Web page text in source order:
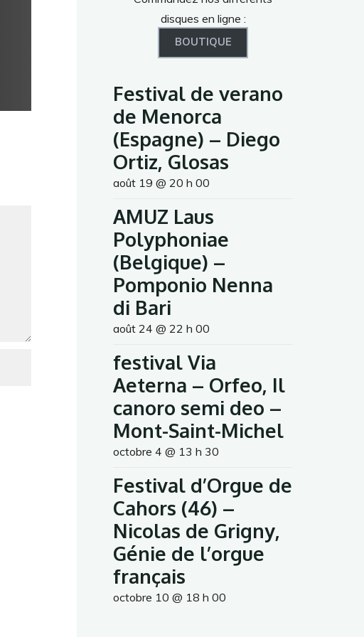
disques en ligne :
BOUTIQUE
Festival de verano
de Menorca
(Espagne) – Diego
Ortiz, Glosas
août 19 @ 20 h 00
AMUZ Laus
Polyphoniae
(Belgique) –
Pomponio Nenna
di Bari
août 24 @ 22 h 00
festival Via
Aeterna – Orfeo, Il
canoro semi deo –
Mont-Saint-Michel
octobre 4 @ 13 h 30
Festival d’Orgue de
Cahors (46) –
Nicolas de Grigny,
Génie de l’orgue
français
octobre 10 @ 18 h 00